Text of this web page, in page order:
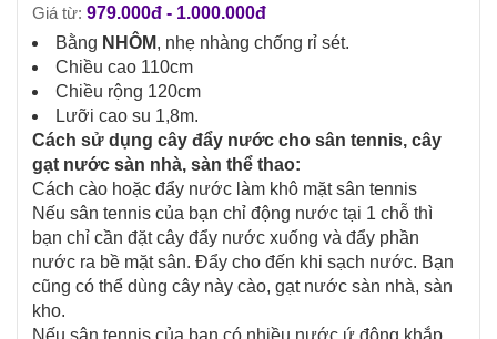
Giá từ: 979.000đ - 1.000.000đ
Bằng NHÔM, nhẹ nhàng chống rỉ sét.
Chiều cao 110cm
Chiều rộng 120cm
Lưỡi cao su 1,8m.
Cách sử dụng cây đẩy nước cho sân tennis, cây
gạt nước sàn nhà, sàn thể thao:
Cách cào hoặc đẩy nước làm khô mặt sân tennis
Nếu sân tennis của bạn chỉ động nước tại 1 chỗ thì
bạn chỉ cần đặt cây đẩy nước xuống và đẩy phần
nước ra bề mặt sân. Đẩy cho đến khi sạch nước. Bạn
cũng có thể dùng cây này cào, gạt nước sàn nhà, sàn
kho.
Nếu sân tennis của bạn có nhiều nước ứ động khắp